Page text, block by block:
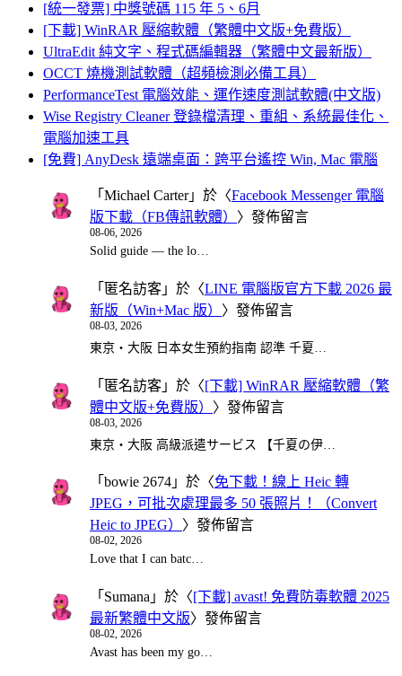
[統一發票] 中獎號碼 115 年 5、6月
[下載] WinRAR 壓縮軟體（繁體中文版+免費版）
UltraEdit 純文字、程式碼編輯器（繁體中文最新版）
OCCT 燒機測試軟體（超頻檢測必備工具）
PerformanceTest 電腦效能、運作速度測試軟體(中文版)
Wise Registry Cleaner 登錄檔清理、重組、系統最佳化、
電腦加速工具
[免費] AnyDesk 遠端桌面：跨平台遙控 Win, Mac 電腦
「 Michael Carter」於〈Facebook Messenger 電腦
版下載（FB傳訊軟體） 〉發佈留言
08-06, 2026
Solid guide — the lo…
「 匿名訪客 」於〈LINE 電腦版官方下載 2026 最
新版（Win+Mac 版） 〉發佈留言
08-03, 2026
東京・大阪 日本女生預約指南 認準 千夏…
「 匿名訪客 」於〈[下載] WinRAR 壓縮軟體（繁
體中文版+免費版） 〉發佈留言
08-03, 2026
東京・大阪 高級派遣サービス 【千夏の伊…
「 bowie 2674 」於〈免下載！線上 Heic 轉
JPEG，可批次處理最多 50 張照片！（Convert
Heic to JPEG） 〉發佈留言
08-02, 2026
Love that I can batc…
「 Sumana 」於〈[下載] avast! 免費防毒軟體 2025
最新繁體中文版〉發佈留言
08-02, 2026
Avast has been my go…